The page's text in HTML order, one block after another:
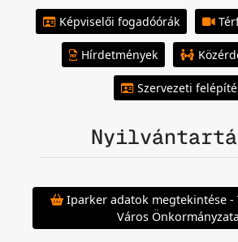
Képviselői fogadóórák
Hírdetmények
Szervezeti
Iparker adatok megtekintése -
Város Önkormányzata